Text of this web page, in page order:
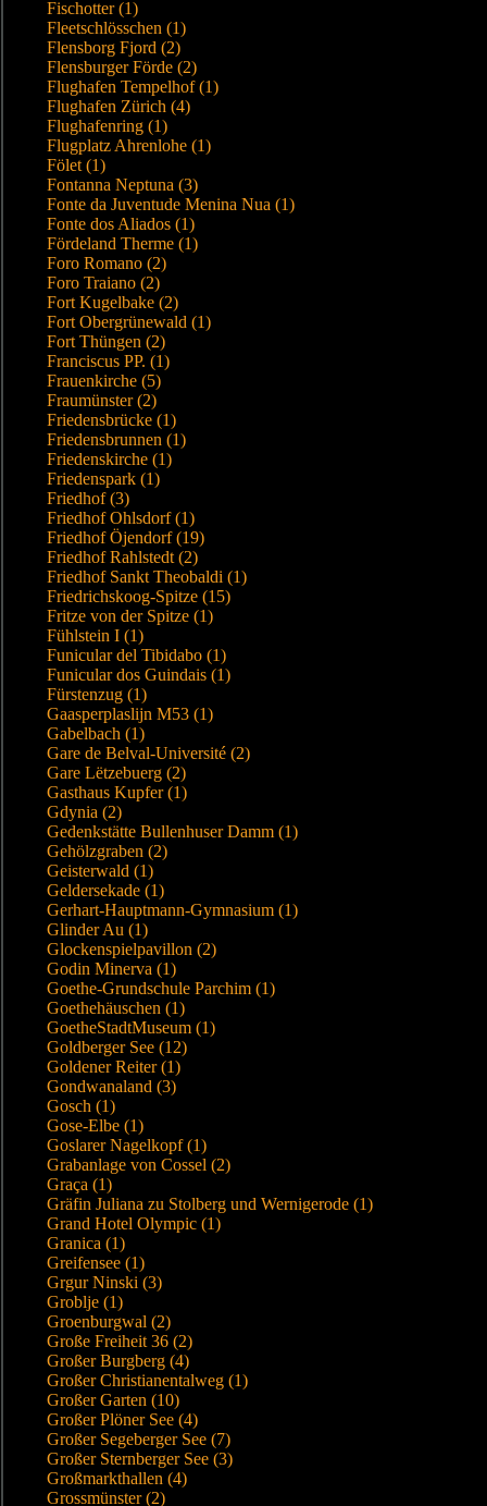
Fischotter (1)
Fleetschlösschen (1)
Flensborg Fjord (2)
Flensburger Förde (2)
Flughafen Tempelhof (1)
Flughafen Zürich (4)
Flughafenring (1)
Flugplatz Ahrenlohe (1)
Fölet (1)
Fontanna Neptuna (3)
Fonte da Juventude Menina Nua (1)
Fonte dos Aliados (1)
Fördeland Therme (1)
Foro Romano (2)
Foro Traiano (2)
Fort Kugelbake (2)
Fort Obergrünewald (1)
Fort Thüngen (2)
Franciscus PP. (1)
Frauenkirche (5)
Fraumünster (2)
Friedensbrücke (1)
Friedensbrunnen (1)
Friedenskirche (1)
Friedenspark (1)
Friedhof (3)
Friedhof Ohlsdorf (1)
Friedhof Öjendorf (19)
Friedhof Rahlstedt (2)
Friedhof Sankt Theobaldi (1)
Friedrichskoog-Spitze (15)
Fritze von der Spitze (1)
Fühlstein I (1)
Funicular del Tibidabo (1)
Funicular dos Guindais (1)
Fürstenzug (1)
Gaasperplaslijn M53 (1)
Gabelbach (1)
Gare de Belval-Université (2)
Gare Lëtzebuerg (2)
Gasthaus Kupfer (1)
Gdynia (2)
Gedenkstätte Bullenhuser Damm (1)
Gehölzgraben (2)
Geisterwald (1)
Geldersekade (1)
Gerhart-Hauptmann-Gymnasium (1)
Glinder Au (1)
Glockenspielpavillon (2)
Godin Minerva (1)
Goethe-Grundschule Parchim (1)
Goethehäuschen (1)
GoetheStadtMuseum (1)
Goldberger See (12)
Goldener Reiter (1)
Gondwanaland (3)
Gosch (1)
Gose-Elbe (1)
Goslarer Nagelkopf (1)
Grabanlage von Cossel (2)
Graça (1)
Gräfin Juliana zu Stolberg und Wernigerode (1)
Grand Hotel Olympic (1)
Granica (1)
Greifensee (1)
Grgur Ninski (3)
Groblje (1)
Groenburgwal (2)
Große Freiheit 36 (2)
Großer Burgberg (4)
Großer Christianentalweg (1)
Großer Garten (10)
Großer Plöner See (4)
Großer Segeberger See (7)
Großer Sternberger See (3)
Großmarkthallen (4)
Grossmünster (2)